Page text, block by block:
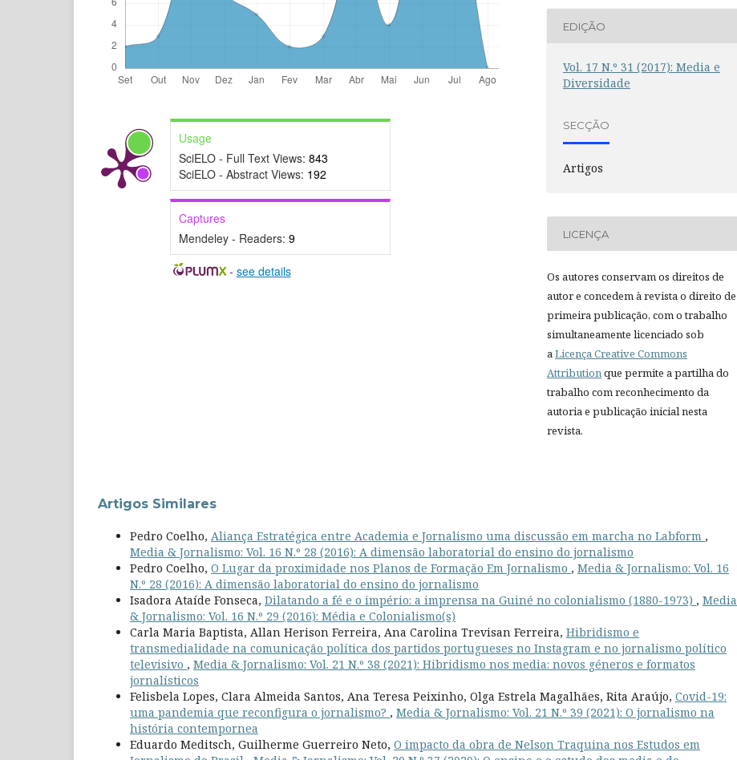
Usage
SciELO - Full Text Views: 843
SciELO - Abstract Views: 192
Captures
Mendeley - Readers: 9
- see details
EDIÇÃO
Vol. 17 N.º 31 (2017): Media e
Diversidade
SECÇÃO
Artigos
LICENÇA
Os autores conservam os direitos de
autor e concedem à revista o direito de
primeira publicação, com o trabalho
simultaneamente licenciado sob
aLicença Creative Commons
Attributionque permite a partilha do
trabalho com reconhecimento da
autoria e publicação inicial nesta
revista.
Artigos Similares
Pedro Coelho, Aliança Estratégica entre Academia e Jornalismo uma discussão em marcha no Labform ,
Media & Jornalismo: Vol. 16 N.º 28 (2016): A dimensão laboratorial do ensino do jornalismo
Pedro Coelho, O Lugar da proximidade nos Planos de Formação Em Jornalismo , Media & Jornalismo: Vol. 16
N.º 28 (2016): A dimensão laboratorial do ensino do jornalismo
Isadora Ataíde Fonseca, Dilatando a fé e o império: a imprensa na Guiné no colonialismo (1880-1973) , Media
& Jornalismo: Vol. 16 N.º 29 (2016): Média e Colonialismo(s)
Carla Maria Baptista, Allan Herison Ferreira, Ana Carolina Trevisan Ferreira, Hibridismo e
transmedialidade na comunicação política dos partidos portugueses no Instagram e no jornalismo político
televisivo , Media & Jornalismo: Vol. 21 N.º 38 (2021): Hibridismo nos media: novos géneros e formatos
jornalísticos
Felisbela Lopes, Clara Almeida Santos, Ana Teresa Peixinho, Olga Estrela Magalhães, Rita Araújo, Covid-19:
uma pandemia que reconfigura o jornalismo? , Media & Jornalismo: Vol. 21 N.º 39 (2021): O jornalismo na
história contempornea
Eduardo Meditsch, Guilherme Guerreiro Neto, O impacto da obra de Nelson Traquina nos Estudos em